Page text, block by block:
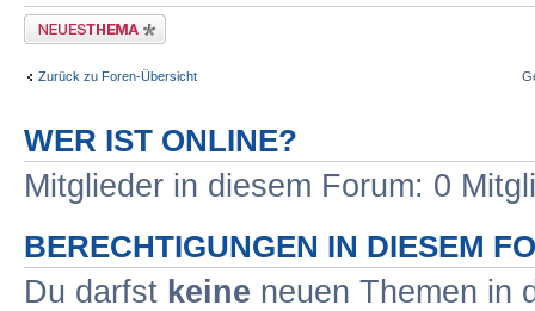
Neues Thema erstellen
Zurück zu Foren-Übersicht
WER IST ONLINE?
Mitglieder in diesem Forum: 0
BERECHTIGUNGEN IN DIESEM
Du darfst keine neuen Themen in